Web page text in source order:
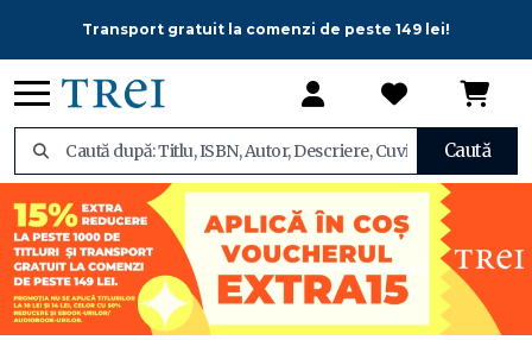
Transport gratuit la comenzi de peste 149 lei!
Caută